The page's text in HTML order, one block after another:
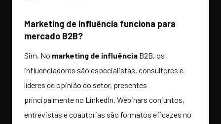
Marketing de influência funciona para
mercado B2B?
Sim. No marketing de influência B2B, os
influenciadores são especialistas, consultores e
líderes de opinião do setor, presentes
principalmente no LinkedIn. Webinars conjuntos,
entrevistas e coautorias são formatos eficazes no